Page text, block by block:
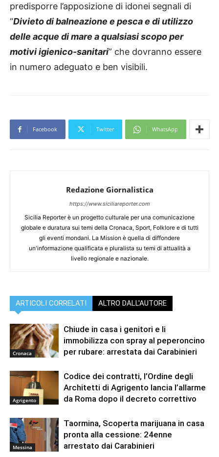
predisporre l’apposizione di idonei segnali di
“Divieto di balneazione e pesca e di utilizzo
delle acque di mare a qualsiasi scopo per
motivi igienico-sanitari” che dovranno essere
in numero adeguato e ben visibili.
Facebook Twitter WhatsApp
Redazione Giornalistica
https://www.siciliareporter.com
Sicilia Reporter è un progetto culturale per una comunicazione
globale e duratura sui temi della Cronaca, Sport, Folklore e di tutti
gli eventi mondani. La Mission è quella di diffondere
un'informazione qualificata e pluralista su temi di attualità a
livello regionale e nazionale.
ARTICOLI CORRELATI ALTRO DALL'AUTORE
Cronaca
Chiude in casa i genitori e li
immobilizza con spray al peperoncino
per rubare: arrestata dai Carabinieri
Agrigento
Codice dei contratti, l’Ordine degli
Architetti di Agrigento lancia l’allarme
da Roma dopo il decreto correttivo
Messina
Taormina, Scoperta marijuana in casa
pronta alla cessione: 24enne
arrestato dai Carabinieri